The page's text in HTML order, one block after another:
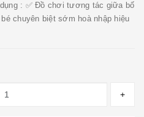
: ✅ Đồ chơi tương tác giữa bố
chuyên biệt sớm hoà nhập hiệu
+